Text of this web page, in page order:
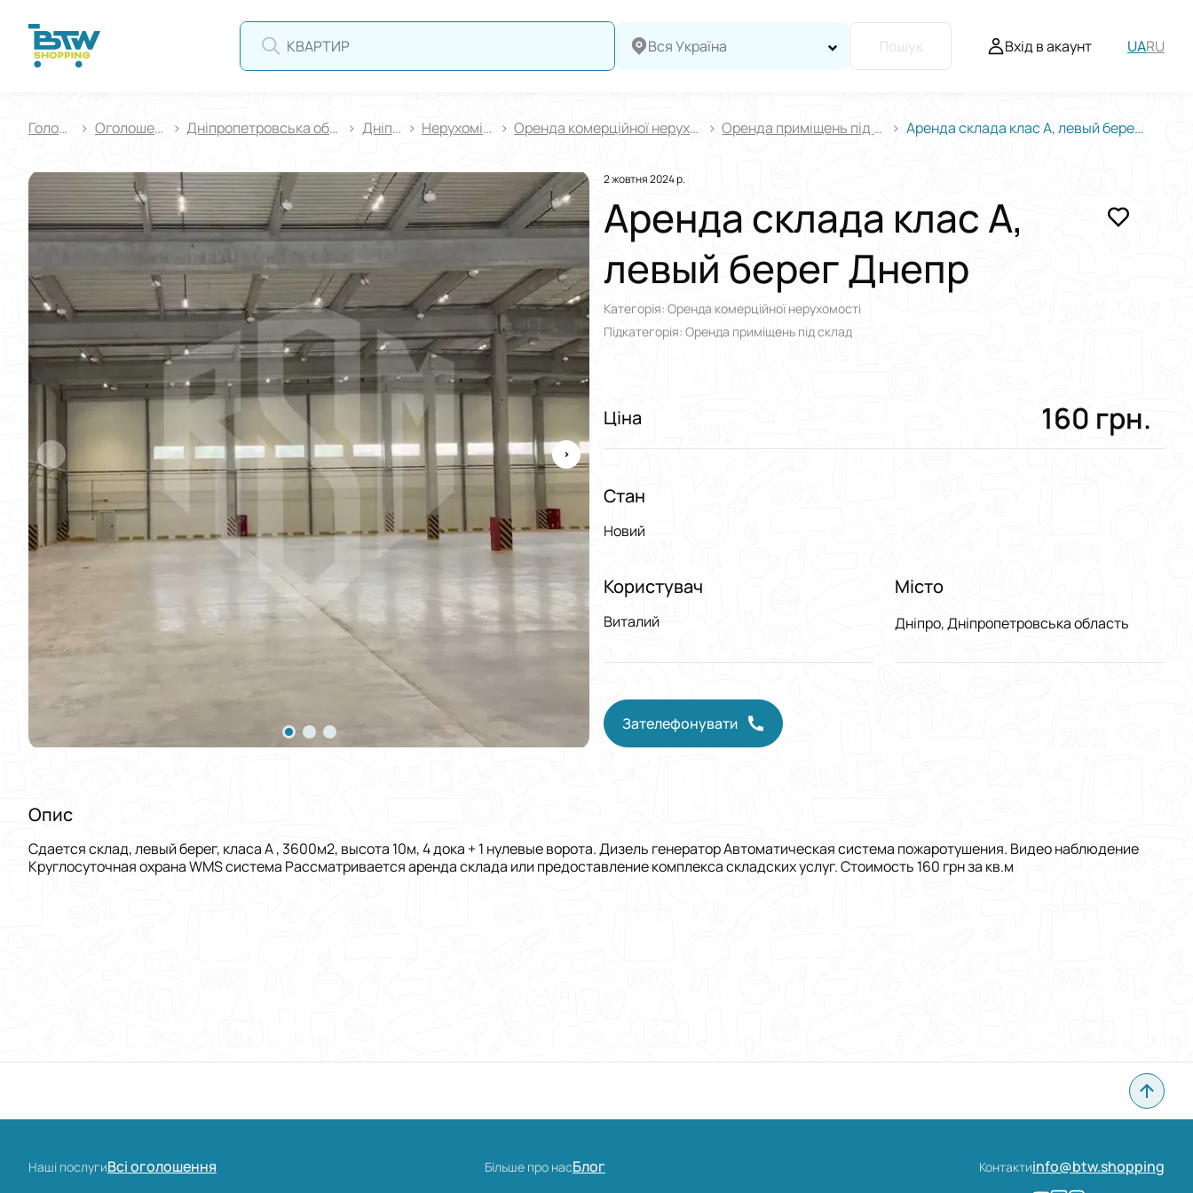
КВАРТИРА Вся Україна Пошук Вхід в акаунт UARU
Головна Оголошення Дніпропетровська область Дніпро Нерухомiсть Оренда комерційної нерухомості Оренда приміщень під склад Аренда склада клас А, левый берег Днепр
2 жовтня 2024 р.
Аренда склада клас А,
левый берег Днепр
Категорія: Оренда комерційної нерухомості
Підкатегорія: Оренда приміщень під склад
Ціна 160 грн.
Стан
Новий
Користувач
Виталий
Місто
Дніпро, Дніпропетровська область
Зателефонувати
Опис
Сдается склад, левый берег, класа А , 3600м2, высота 10м, 4 дока + 1 нулевые ворота. Дизель генератор Автоматическая система пожаротушения. Видео наблюдение
Круглосуточная охрана WMS система Рассматривается аренда склада или предоставление комплекса складских услуг. Стоимость 160 грн за кв.м
Наші послугиВсі оголошення
Більше про насБлог
Контактиinfo@btw.shopping